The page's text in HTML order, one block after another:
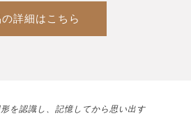
詳細はこちら
を認識し、記憶してから思い出す